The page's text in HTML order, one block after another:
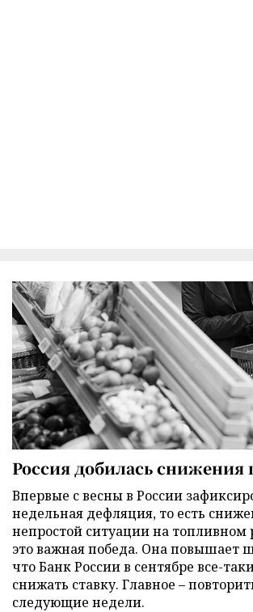
Россия добилась снижения
Впервые с весны в России
недельная дефляция, то есть
непростой ситуации на
это важная победа. Она повышает
что Банк России в сентябре все-
снижать ставку. Главное –
следующие недели.